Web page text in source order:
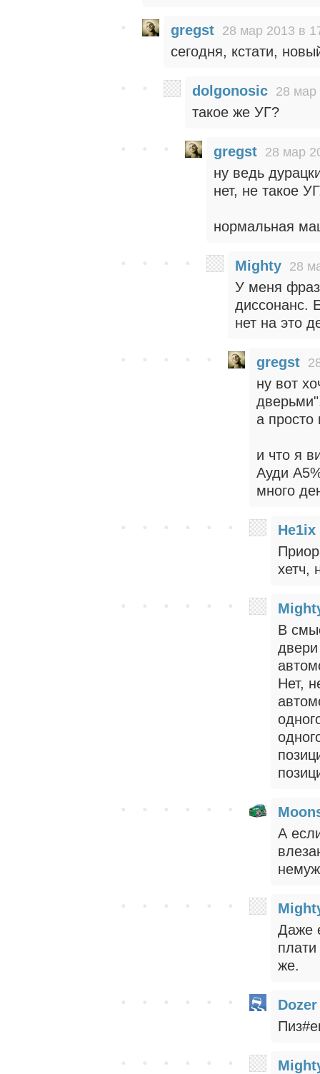
gregst 28 мар 2013 в
сегодня, кстати,
dolgonosic 28 мар
такое же УГ?
gregst 28 мар
ну ведь
нет, не такое
нормальная
Mighty 28
У меня
диссонанс.
нет на это
gregst
ну вот
а просто
и что я
Ауди
много
He1ix
хетч,
В
Нет,
А
Даже
же.
Dozer